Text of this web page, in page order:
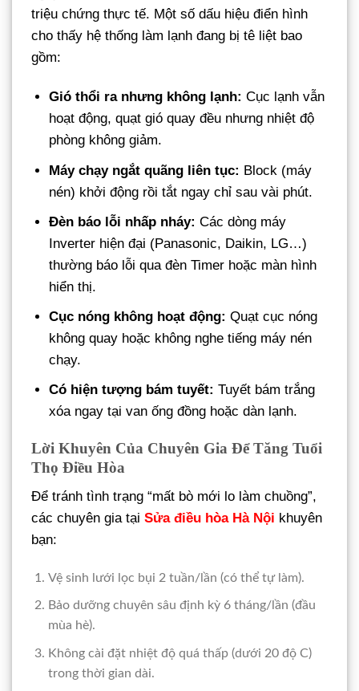
triệu chứng thực tế. Một số dấu hiệu điển hình
cho thấy hệ thống làm lạnh đang bị tê liệt bao
gồm:
Gió thổi ra nhưng không lạnh: Cục lạnh vẫn
hoạt động, quạt gió quay đều nhưng nhiệt độ
phòng không giảm.
Máy chạy ngắt quãng liên tục: Block (máy
nén) khởi động rồi tắt ngay chỉ sau vài phút.
Đèn báo lỗi nhấp nháy: Các dòng máy
Inverter hiện đại (Panasonic, Daikin, LG…)
thường báo lỗi qua đèn Timer hoặc màn hình
hiển thị.
Cục nóng không hoạt động: Quạt cục nóng
không quay hoặc không nghe tiếng máy nén
chạy.
Có hiện tượng bám tuyết: Tuyết bám trắng
xóa ngay tại van ống đồng hoặc dàn lạnh.
Lời Khuyên Của Chuyên Gia Để Tăng Tuổi
Thọ Điều Hòa
Để tránh tình trạng “mất bò mới lo làm chuồng”,
các chuyên gia tại Sửa điều hòa Hà Nội khuyên
bạn:
Vệ sinh lưới lọc bụi 2 tuần/lần (có thể tự làm).
Bảo dưỡng chuyên sâu định kỳ 6 tháng/lần (đầu
mùa hè).
Không cài đặt nhiệt độ quá thấp (dưới 20 độ C)
trong thời gian dài.